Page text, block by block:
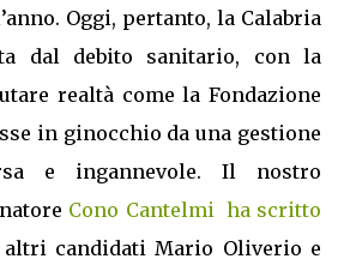
Oggi, pertanto, la Calabria
dal debito sanitario, con la
realtà come la Fondazione
in ginocchio da una gestione
e ingannevole. Il nostro
Cono Cantelmi ha scritto
candidati Mario Oliverio e